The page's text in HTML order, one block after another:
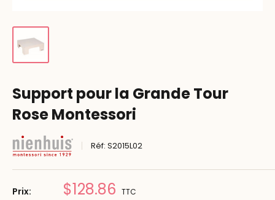
Support pour la Grande Tour
Rose Montessori
Réf:S2015L02
Prix: Prix
$128.86 TTC